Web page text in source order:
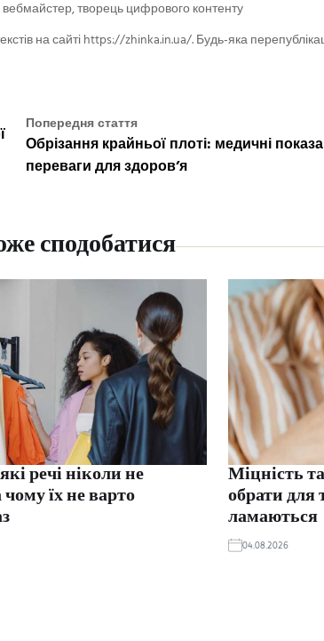
вебмайстер, творець цифрового контенту
на сайті https://zhinka.in.ua/. Будь-яка
Попередня стаття
Обрізання крайньої плоті: медичні
переваги для здоров’я
сподобатися
речі ніколи не
їх не варто
Міцність
обрати для
ламаються
04.08.2026